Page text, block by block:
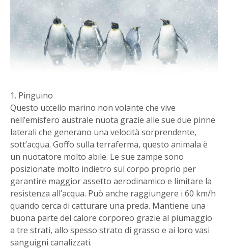
1. Pinguino
Questo uccello marino non volante che vive
nell’emisfero australe nuota grazie alle sue due pinne
laterali che generano una velocità sorprendente,
sott’acqua. Goffo sulla terraferma, questo animala è
un nuotatore molto abile. Le sue zampe sono
posizionate molto indietro sul corpo proprio per
garantire maggior assetto aerodinamico e limitare la
resistenza all’acqua. Può anche raggiungere i 60 km/h
quando cerca di catturare una preda. Mantiene una
buona parte del calore corporeo grazie al piumaggio
a tre strati, allo spesso strato di grasso e ai loro vasi
sanguigni canalizzati.